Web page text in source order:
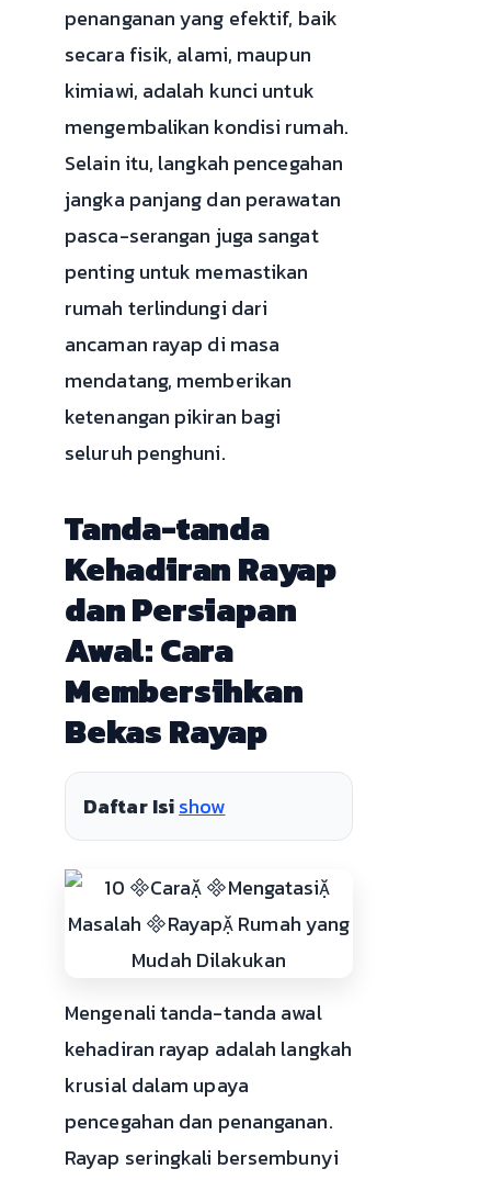
penanganan yang efektif, baik
secara fisik, alami, maupun
kimiawi, adalah kunci untuk
mengembalikan kondisi rumah.
Selain itu, langkah pencegahan
jangka panjang dan perawatan
pasca-serangan juga sangat
penting untuk memastikan
rumah terlindungi dari
ancaman rayap di masa
mendatang, memberikan
ketenangan pikiran bagi
seluruh penghuni.
Tanda-tanda
Kehadiran Rayap
dan Persiapan
Awal: Cara
Membersihkan
Bekas Rayap
Daftar Isishow
Mengenali tanda-tanda awal
kehadiran rayap adalah langkah
krusial dalam upaya
pencegahan dan penanganan.
Rayap seringkali bersembunyi